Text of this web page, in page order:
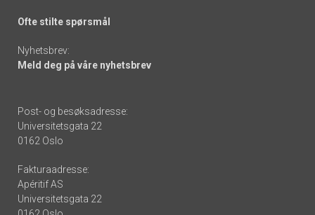
Ofte stilte spørsmål
Nyhetsbrev:
Meld deg på våre nyhetsbrev
Post- og besøksadresse:
Universitetsgata 22
0162 Oslo
Fakturaadresse:
Apéritif AS
Universitetsgata 22